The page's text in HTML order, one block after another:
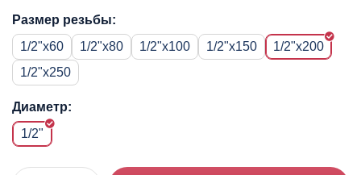
Размер резьбы:
1/2"x60
1/2"x80 1/2"x100 1/2"x150
1/2"x200
1/2"x250
Диаметр:
1/2"